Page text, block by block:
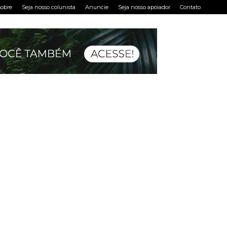
Seja nosso colunista Anuncie Seja nosso apoiador Contato